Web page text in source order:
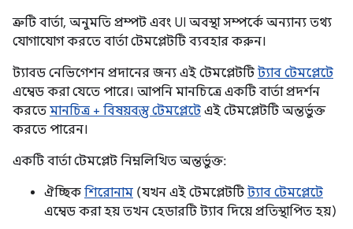
ত্রুটি বার্তা, অনুমতি প্রম্পট এবং UI অবস্থা সম্পর্কে অন্যান্য তথ্য
যোগাযোগ করতে বার্তা টেমপ্লেটটি ব্যবহার করুন।
ট্যাবড নেভিগেশন প্রদানের জন্য এই টেমপ্লেটটি ট্যাব টেমপ্লেটে
এম্বেড করা যেতে পারে। আপনি মানচিত্রে একটি বার্তা প্রদর্শন
করতে মানচিত্র + বিষয়বস্তু টেমপ্লেটে এই টেমপ্লেটটি অন্তর্ভুক্ত
করতে পারেন।
একটি বার্তা টেমপ্লেট নিম্নলিখিত অন্তর্ভুক্ত:
ঐচ্ছিক শিরোনাম (যখন এই টেমপ্লেটটি ট্যাব টেমপ্লেটে
এম্বেড করা হয় তখন হেডারটি ট্যাব দিয়ে প্রতিস্থাপিত হয়)